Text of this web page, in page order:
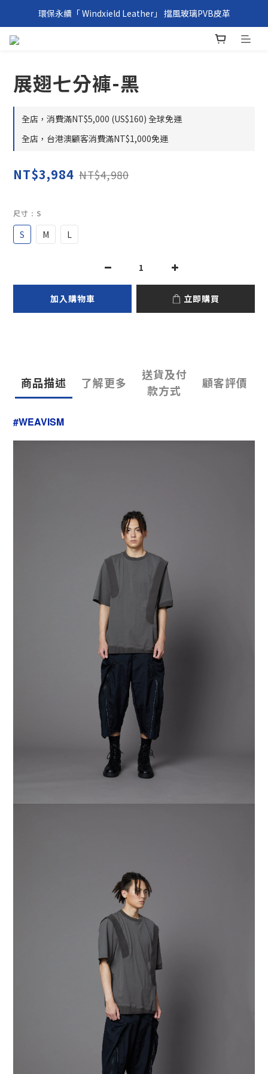
環保永續「 Windxield Leather」 擋風玻璃PVB皮革
環保永續「 Windxield Leather」 擋風玻璃PVB皮革
台港澳消費滿NT$1,000免運，其他地區NT$5,000NT免運
展翅七分褲-黑
全店，消費滿NT$5,000 (US$160) 全球免運
全店，台港澳顧客消費滿NT$1,000免運
NT$3,984 NT$4,980
尺寸 : S
S M L
加入購物車 立即購買
商品描述 了解更多
送貨及付
款方式
顧客評價
#WEAVISM